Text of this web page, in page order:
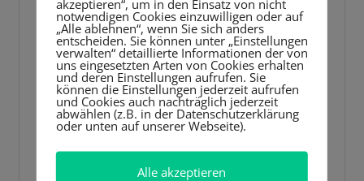
akzeptieren“, um in den Einsatz von nicht
notwendigen Cookies einzuwilligen oder auf
„Alle ablehnen“, wenn Sie sich anders
entscheiden. Sie können unter „Einstellungen
verwalten“ detaillierte Informationen der von
uns eingesetzten Arten von Cookies erhalten
und deren Einstellungen aufrufen. Sie
können die Einstellungen jederzeit aufrufen
und Cookies auch nachträglich jederzeit
abwählen (z.B. in der Datenschutzerklärung
oder unten auf unserer Webseite).
Alle akzeptieren